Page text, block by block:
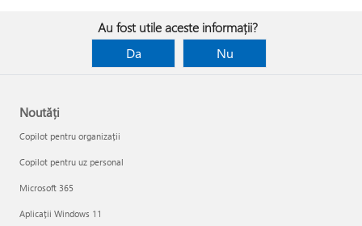
Au fost utile aceste informații?
Da
Nu
Noutăți
Copilot pentru organizații
Copilot pentru uz personal
Microsoft 365
Aplicații Windows 11